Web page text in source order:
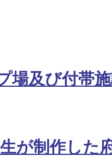
場及び付帯
が制作した